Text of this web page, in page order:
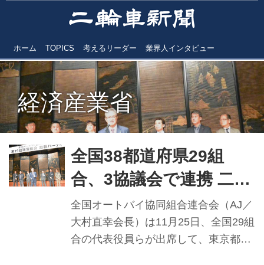
ホーム TOPICS 考えるリーダー 業界人インタビュー
経済産業省
全国38都道府県29組
合、3協議会で連携 二輪
車業界環境改善に向けて
／AJ通常総会開催
全国オートバイ協同組合連合会（AJ／
大村直幸会長）は11月25日、全国29組
合の代表役員らが出席して、東京都港